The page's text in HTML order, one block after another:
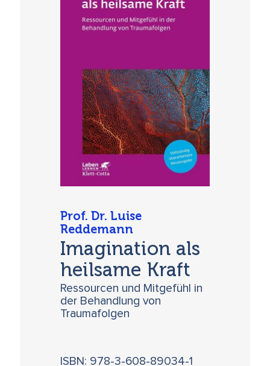
Prof. Dr. Luise
Reddemann
Imagination als
heilsame Kraft
Ressourcen und Mitgefühl in
der Behandlung von
Traumafolgen
ISBN: 978-3-608-89034-1